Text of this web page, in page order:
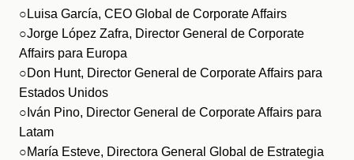
○Luisa García, CEO Global de Corporate Affairs
○Jorge López Zafra, Director General de Corporate
Affairs para Europa
○Don Hunt, Director General de Corporate Affairs para
Estados Unidos
○Iván Pino, Director General de Corporate Affairs para
Latam
○María Esteve, Directora General Global de Estrategia